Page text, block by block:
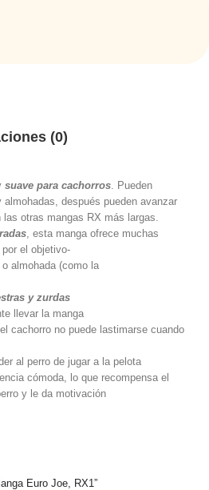
(0)
suave para cachorros. Pueden
después pueden avanzar
las otras mangas RX más largas.
, esta manga ofrece muchas
el objetivo-
almohada (como la
y zurdas
llevar la manga
cachorro no puede lastimarse cuando
al perro de jugar a la pelota
cómoda, lo que recompensa el
y le da motivación
Euro Joe, RX1”